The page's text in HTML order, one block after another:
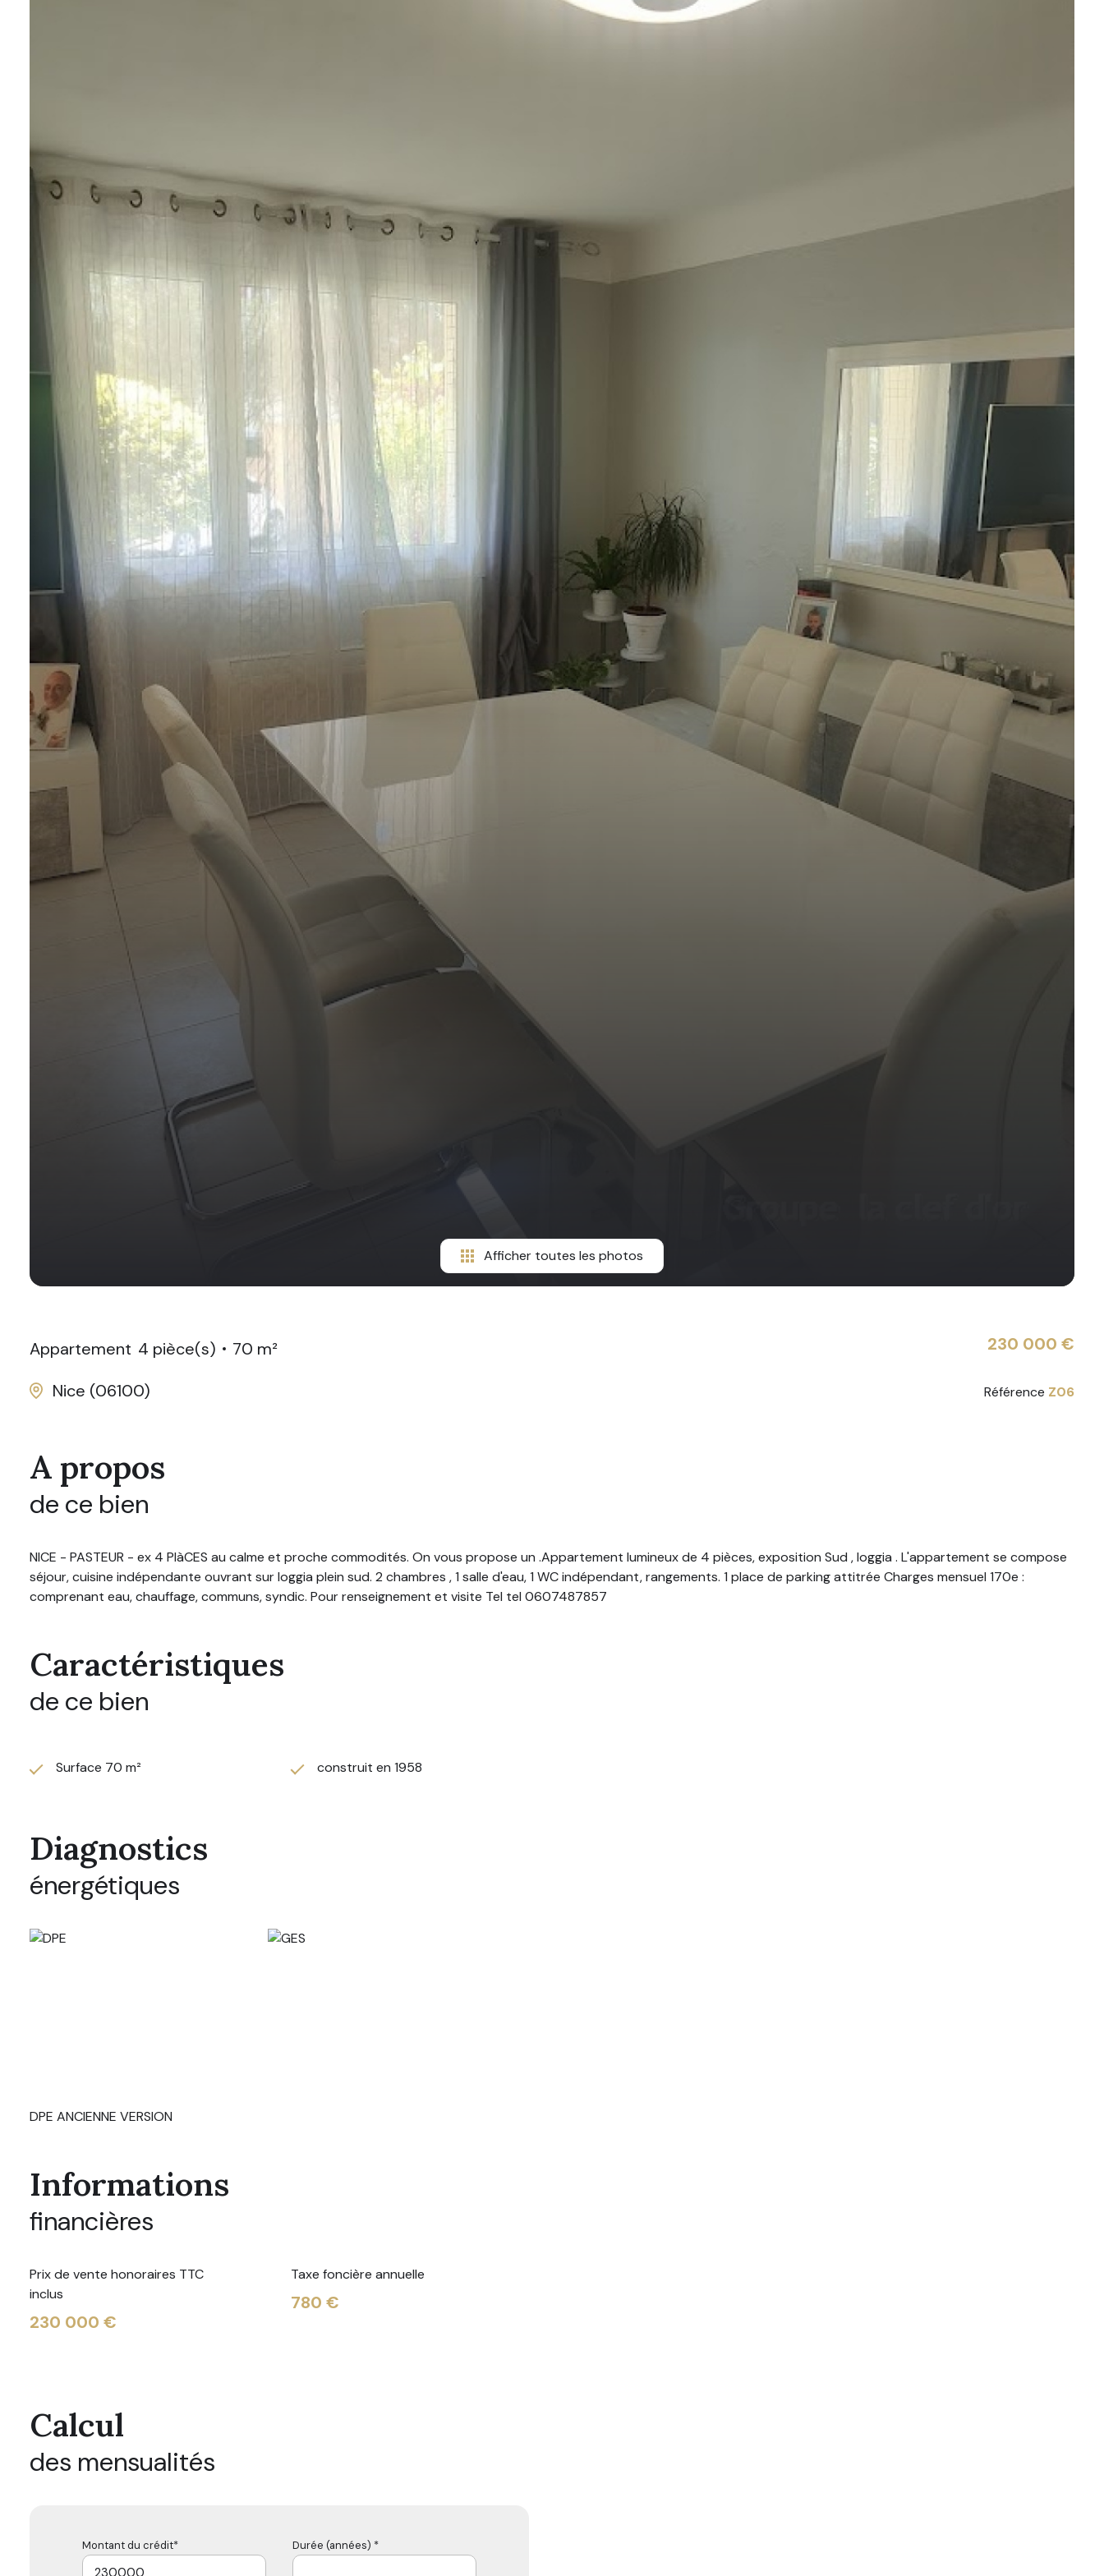
Afficher toutes les photos
Appartement 4 pièce(s)
70 m²
Nice (06100)
230 000 €
Référence Z06
A propos
de ce bien
NICE - PASTEUR - ex 4 PIàCES au calme et proche commodités. On vous propose un .Appartement lumineux de 4 pièces, exposition Sud , loggia . L'appartement se compose
séjour, cuisine indépendante ouvrant sur loggia plein sud. 2 chambres , 1 salle d'eau, 1 WC indépendant, rangements. 1 place de parking attitrée Charges mensuel 170e :
comprenant eau, chauffage, communs, syndic. Pour renseignement et visite Tel tel 0607487857
Caractéristiques
de ce bien
Surface 70 m² construit en 1958
Diagnostics
énergétiques
DPE ANCIENNE VERSION
Informations
financières
Prix de vente honoraires TTC
inclus
230 000 €
Taxe foncière annuelle
780 €
Calcul
des mensualités
Montant du crédit* Durée (années) *